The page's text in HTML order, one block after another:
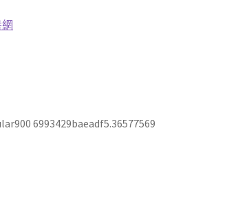
6993429baeadf5.36577569